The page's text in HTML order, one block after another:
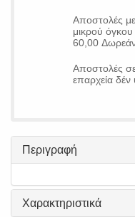
Αποστολές με
μικρού
60,00
Αποστολές
επαρχεία δέν
Περιγραφή
Χαρακτηριστικά